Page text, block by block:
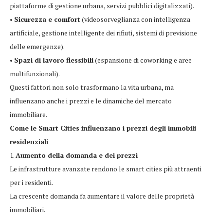
piattaforme di gestione urbana, servizi pubblici digitalizzati).
• Sicurezza e comfort (videosorveglianza con intelligenza
artificiale, gestione intelligente dei rifiuti, sistemi di previsione
delle emergenze).
• Spazi di lavoro flessibili(espansione di coworking e aree
multifunzionali).
Questi fattori non solo trasformano la vita urbana, ma
influenzano anche i prezzi e le dinamiche del mercato
immobiliare.
Come le Smart Cities influenzano i prezzi degli immobili
residenziali
1.Aumento della domanda e dei prezzi
Le infrastrutture avanzate rendono le smart cities più attraenti
per i residenti.
La crescente domanda fa aumentare il valore delle proprietà
immobiliari.